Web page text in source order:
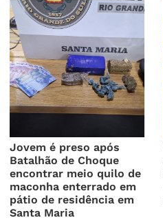
Jovem é preso após
Batalhão de Choque
encontrar meio quilo de
maconha enterrado em
pátio de residência em
Santa Maria